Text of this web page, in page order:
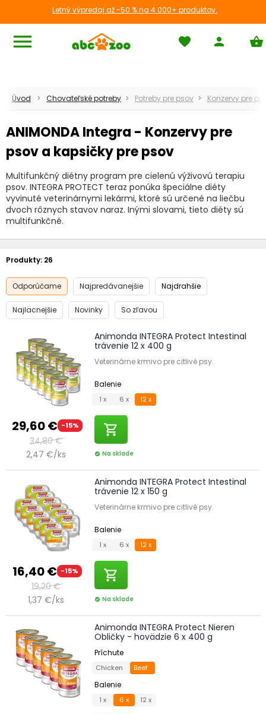
Letný výpredaj až -50 % na 4 000+ produktov.
menu favorite person shopping_basket
Úvod Chovateľské potreby Potreby pre psov Konzervy pre
ANIMONDA Integra - Konzervy pre
psov a kapsičky pre psov
Multifunkčný diétny program pre cielenú výživovú terapiu
psov. INTEGRA PROTECT teraz ponúka špeciálne diéty
vyvinuté veterinárnymi lekármi, ktoré sú určené na liečbu
dvoch rôznych stavov naraz. Inými slovami, tieto diéty sú
multifunkčné.
Produkty: 26
Odporúčame Najpredávanejšie Najdrahšie
Najlacnejšie Novinky So zľavou
29,60 € -15%
34,80 €
2,47 €/ks
Animonda INTEGRA Protect Intestinal
trávenie 12 x 400 g
Veterinárne krmivo pre citlivé psy.
Balenie
1 x 6 x 12 x
shopping_cart
check_circle Na sklade
16,40 € -15%
19,20 €
1,37 €/ks
Animonda INTEGRA Protect Intestinal
trávenie 12 x 150 g
Veterinárne krmivo pre citlivé psy.
Balenie
1 x 6 x 12 x
shopping_cart
check_circle Na sklade
Animonda INTEGRA Protect Nieren
Obličky - hovädzie 6 x 400 g
Príchute
Chicken Beef
Balenie
1 x 6 x 12 x